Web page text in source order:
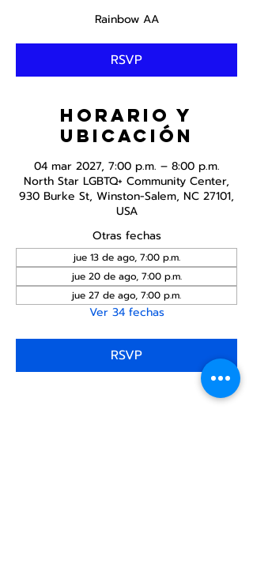
Rainbow AA
RSVP
Horario y
ubicación
04 mar 2027, 7:00 p.m. – 8:00 p.m.
North Star LGBTQ+ Community Center,
930 Burke St, Winston-Salem, NC 27101,
USA
Otras fechas
jue 13 de ago, 7:00 p.m.
jue 20 de ago, 7:00 p.m.
jue 27 de ago, 7:00 p.m.
Ver 34 fechas
RSVP